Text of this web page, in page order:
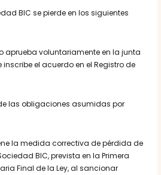
BIC se pierde en los siguientes
aprueba voluntariamente en la junta
el acuerdo en el Registro de
las obligaciones asumidas por
la medida correctiva de pérdida de
BIC, prevista en la Primera
Final de la Ley, al sancionar